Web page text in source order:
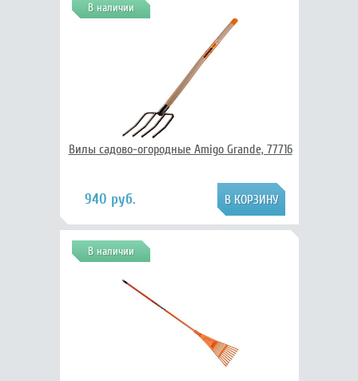
В наличии
Вилы садово-огородные Amigo Grande, 77716
940 руб.
В наличии